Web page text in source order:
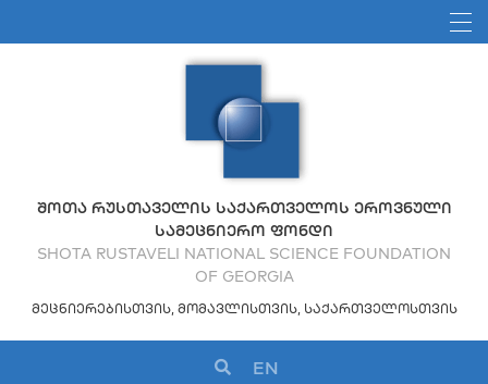
ᲨᲝᲗᲐ ᲠᲣᲡᲗᲐᲕᲔᲚᲘᲡ ᲡᲐᲥᲐᲠᲗᲕᲔᲚᲝᲡ ᲔᲠᲝᲕᲜᲣᲚᲘ
ᲡᲐᲛᲔᲪᲜᲘᲔᲠᲝ ᲤᲝᲜᲓᲘ
SHOTA RUSTAVELI NATIONAL SCIENCE FOUNDATION
OF GEORGIA
ᲛᲔᲪᲜᲘᲔᲠᲔᲑᲘᲡᲗᲕᲘᲡ, ᲛᲝᲛᲐᲕᲚᲘᲡᲗᲕᲘᲡ, ᲡᲐᲥᲐᲠᲗᲕᲔᲚᲝᲡᲗᲕᲘᲡ
EN